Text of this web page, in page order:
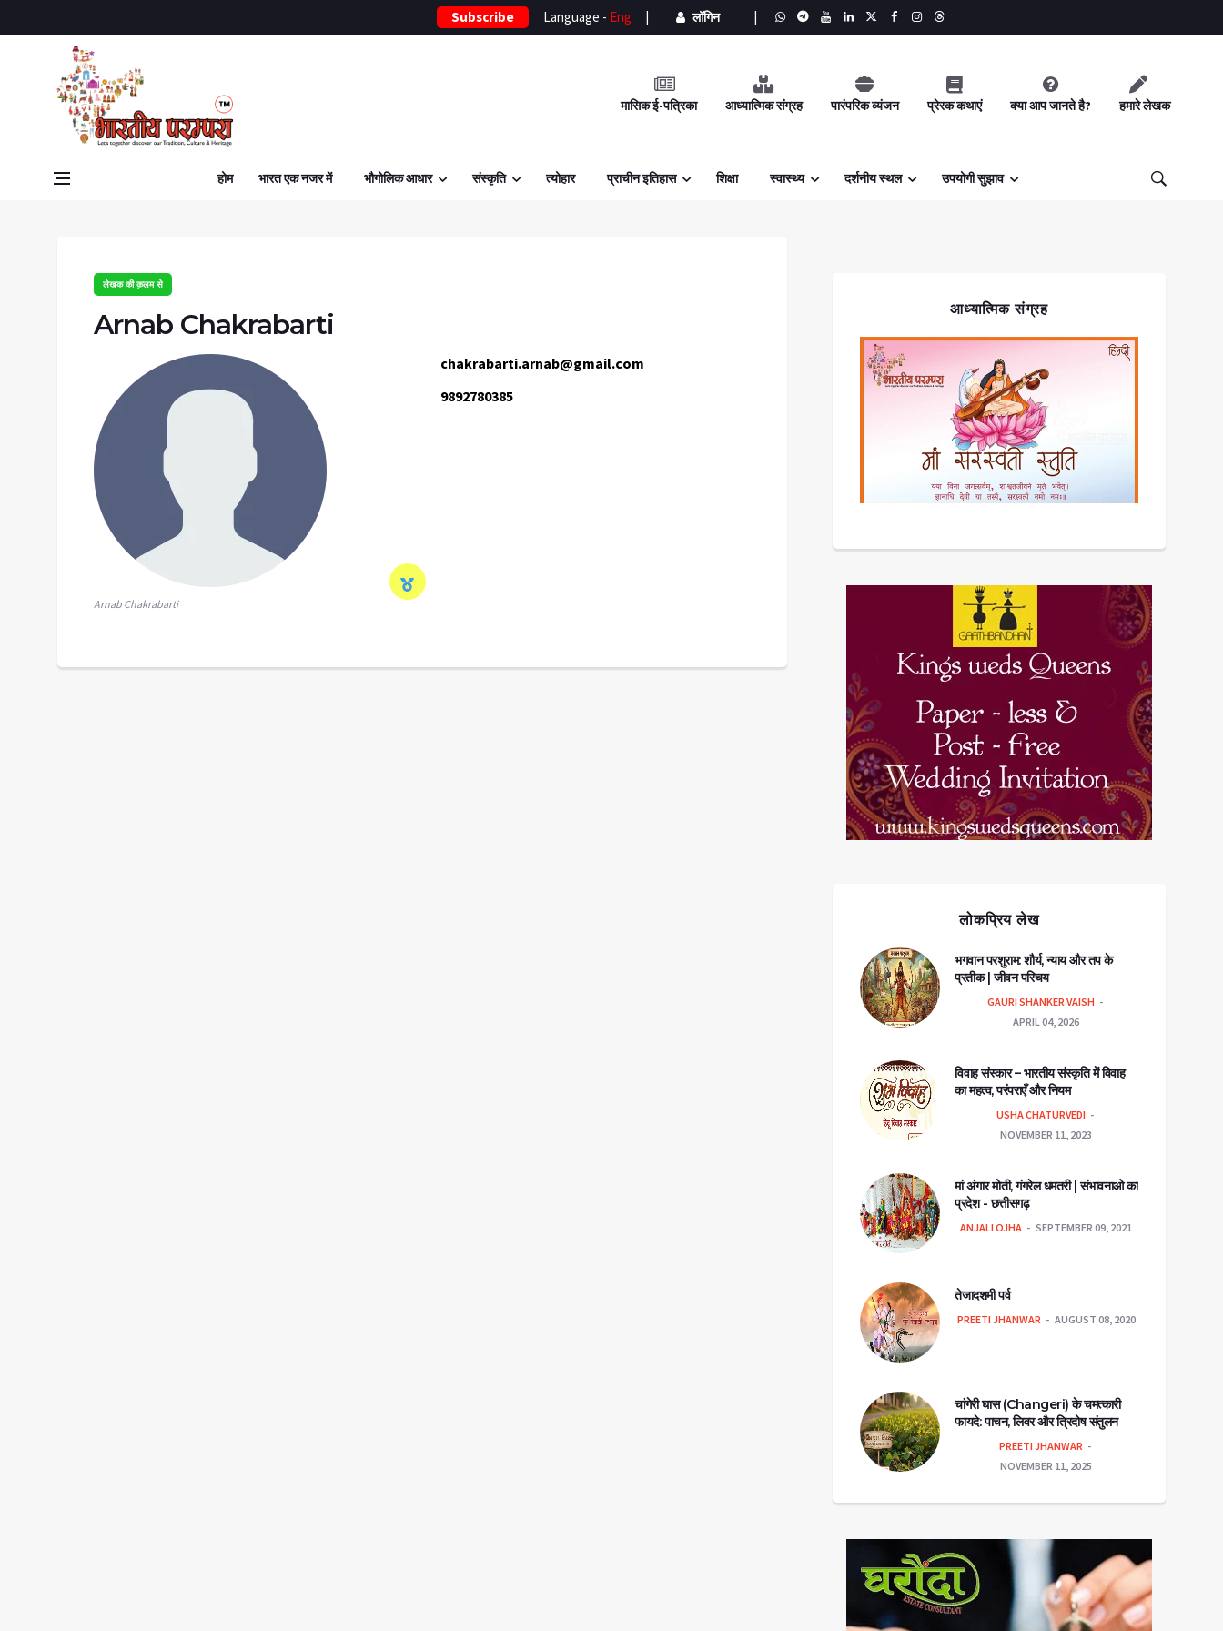
Subscribe Language - Eng | लॉगिन |
मासिक ई-पत्रिका आध्यात्मिक संग्रह पारंपरिक व्यंजन प्रेरक कथाएं क्या आप जानते है? हमारे लेखक
होम भारत एक नजर में भौगोलिक आधार संस्कृति त्योहार प्राचीन इतिहास शिक्षा स्वास्थ्य दर्शनीय स्थल उपयोगी सुझाव
लेखक की क़लम से
Arnab Chakrabarti
Arnab Chakrabarti
chakrabarti.arnab@gmail.com
9892780385
आध्यात्मिक संग्रह
लोकप्रिय लेख
भगवान परशुराम: शौर्य, न्याय और तप के
प्रतीक | जीवन परिचय
GAURI SHANKER VAISH
APRIL 04, 2026
विवाह संस्कार – भारतीय संस्कृति में विवाह
का महत्व, परंपराएँ और नियम
USHA CHATURVEDI
NOVEMBER 11, 2023
मां अंगार मोती, गंगरेल धमतरी | संभावनाओ का
प्रदेश - छत्तीसगढ़
ANJALI OJHA SEPTEMBER 09, 2021
तेजादशमी पर्व
PREETI JHANWAR AUGUST 08, 2020
चांगेरी घास (Changeri) के चमत्कारी
फायदे: पाचन, लिवर और त्रिदोष संतुलन
PREETI JHANWAR
NOVEMBER 11, 2025